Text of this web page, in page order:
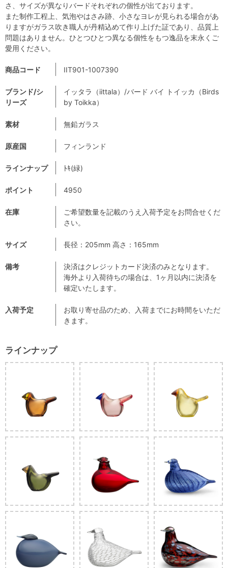
商品コード IIT901-1007390
ブランド/シ
リーズ
イッタラ（iittala）/バード バイ トイッカ（Birds
by Toikka）
素材 無鉛ガラス
原産国 フィンランド
ラインナップ ﾄｷ(緑)
ポイント 4950
在庫
ご希望数量を記載のうえ入荷予定をお問合せくだ
さい。
サイズ 長径：205mm 高さ：165mm
備考
決済はクレジットカード決済のみとなります。
海外より入荷待ちの場合は、1ヶ月以内に決済を
確定いたします。
入荷予定
お取り寄せ品のため、入荷までにお時間をいただ
きます。
ラインナップ
さ、サイズが異なりバードそれぞれの個性が出ております。
また制作工程上、気泡やはさみ跡、小さなヨレが見られる場合があ
りますがガラス吹き職人が丹精込めて作り上げた証であり、品質上
問題はありません。ひとつひとつ異なる個性をもつ逸品を末永くご
愛用ください。